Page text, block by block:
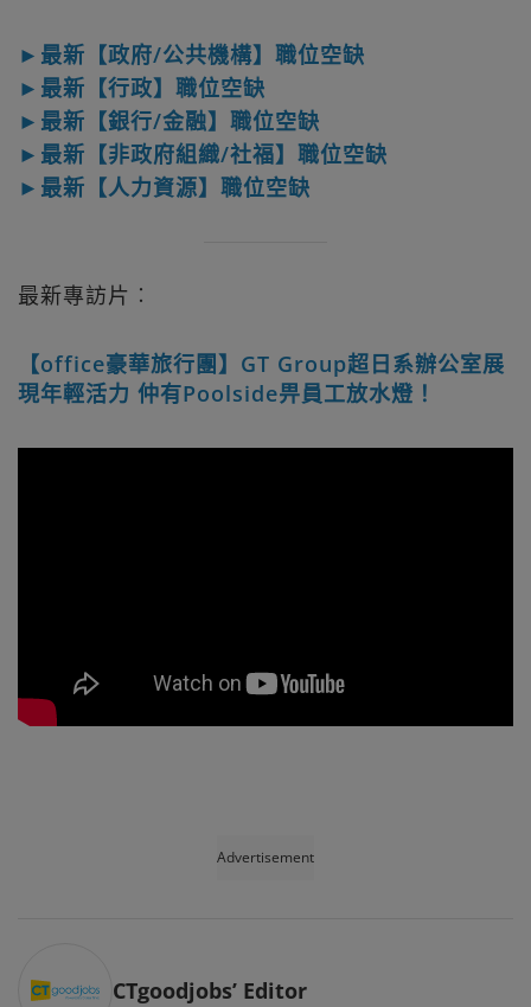
►最新【政府/公共機構】職位空缺
►最新【行政】職位空缺
►最新【銀行/金融】職位空缺
►最新【非政府組織/社福】職位空缺
►最新【人力資源】職位空缺
最新專訪片︰
【office豪華旅行團】GT Group超日系辦公室展
現年輕活力 仲有Poolside畀員工放水燈！
Advertisement
CTgoodjobs’ Editor